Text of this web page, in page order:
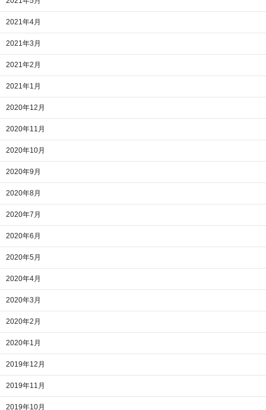
2021年4月
2021年3月
2021年2月
2021年1月
2020年12月
2020年11月
2020年10月
2020年9月
2020年8月
2020年7月
2020年6月
2020年5月
2020年4月
2020年3月
2020年2月
2020年1月
2019年12月
2019年11月
2019年10月